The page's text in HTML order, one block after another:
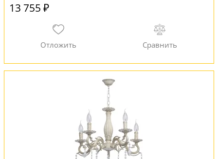
13 755 ₽